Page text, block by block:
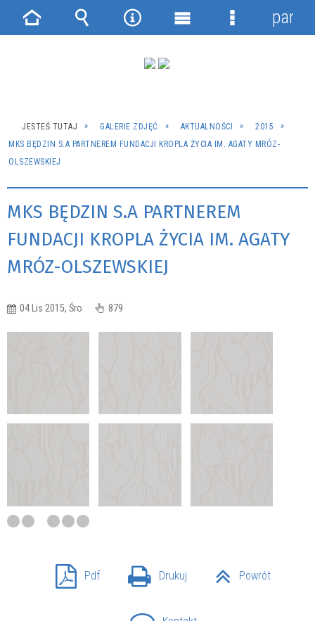
JESTEŚ TUTAJ GALERIE ZDJĘĆ AKTUALNOŚCI
2015
MKS BĘDZIN S.A PARTNEREM FUNDACJI KROPLA ŻYCIA IM. AGATY MRÓZ-
OLSZEWSKIEJ
MKS BĘDZIN S.A PARTNEREM
FUNDACJI KROPLA ŻYCIA IM. AGATY
MRÓZ-OLSZEWSKIEJ
04 Lis 2015, Śro 879
Pdf Drukuj Powrót
Strona Wyszukiwarka
NarzędziaMenu
Menu
panel